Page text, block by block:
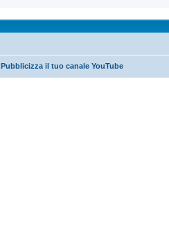
Pubblicizza il tuo canale YouTube